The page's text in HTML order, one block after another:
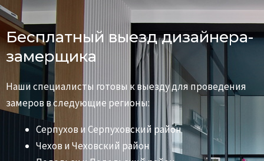
Бесплатный выезд дизайнера-
замерщика
Наши специалисты готовы к выезду для проведения
замеров в следующие регионы:
Серпухов и Серпуховский район
Чехов и Чеховский район